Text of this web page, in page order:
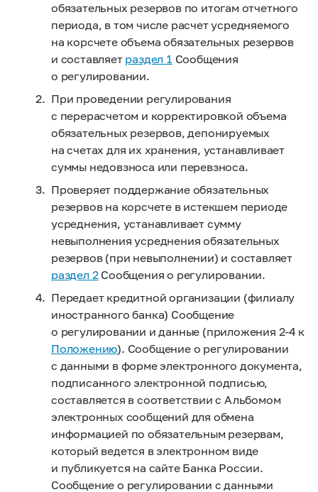
обязательных резервов по итогам отчетного
периода, в том числе расчет усредняемого
на корсчете объема обязательных резервов
и составляет раздел 1 Сообщения
о регулировании.
При проведении регулирования
с перерасчетом и корректировкой объема
обязательных резервов, депонируемых
на счетах для их хранения, устанавливает
суммы недовзноса или перевзноса.
Проверяет поддержание обязательных
резервов на корсчете в истекшем периоде
усреднения, устанавливает сумму
невыполнения усреднения обязательных
резервов (при невыполнении) и составляет
раздел 2Сообщения о регулировании.
Передает кредитной организации (филиалу
иностранного банка) Сообщение
о регулировании и данные (приложения 2-4 к
Положению). Сообщение о регулировании
с данными в форме электронного документа,
подписанного электронной подписью,
составляется в соответствии с Альбомом
электронных сообщений для обмена
информацией по обязательным резервам,
который ведется в электронном виде
и публикуется на сайте Банка России.
Сообщение о регулировании с данными